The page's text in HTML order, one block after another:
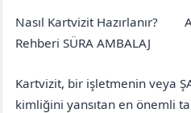
Nasıl Kartvizit Hazırlanır?
Rehberi SÜRA AMBALAJ
Kartvizit, bir işletmenin veya
kimliğini yansıtan en önemli